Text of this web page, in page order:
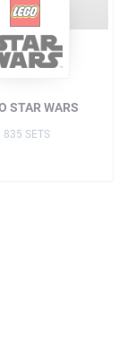
STAR WARS
835 SETS